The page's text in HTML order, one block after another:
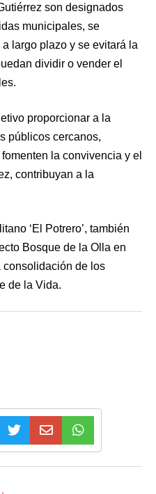
son designados
municipales, se
largo plazo y se evitará la
dividir o vender el
proporcionar a la
públicos cercanos,
la convivencia y el
contribuyan a la
‘El Potrero’, también
Bosque de la Olla en
consolidación de los
de la Vida.